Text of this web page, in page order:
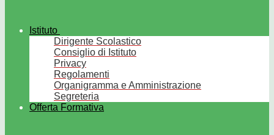
Istituto
Dirigente Scolastico
Consiglio di Istituto
Privacy
Regolamenti
Organigramma e Amministrazione
Segreteria
Offerta Formativa